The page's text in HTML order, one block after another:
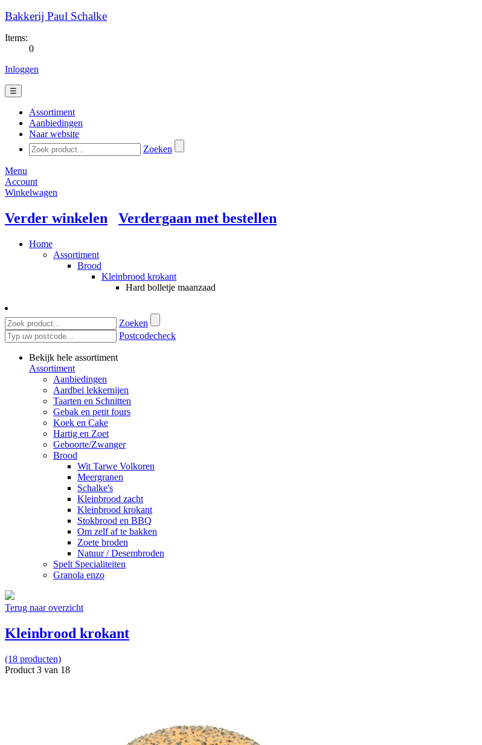
Bakkerij Paul Schalke
Items:
0
Inloggen
☰
Assortiment
Aanbiedingen
Naar website
Zoeken
Menu
Account
Winkelwagen
Verder winkelen Verdergaan met bestellen
Home
Assortiment
Brood
Kleinbrood krokant
Hard bolletje maanzaad
Zoeken
Postcodecheck
Bekijk hele assortiment
Assortiment
Aanbiedingen
Aardbei lekkernijen
Taarten en Schnitten
Gebak en petit fours
Koek en Cake
Hartig en Zoet
Geboorte/Zwanger
Brood
Wit Tarwe Volkoren
Meergranen
Schalke's
Kleinbrood zacht
Kleinbrood krokant
Stokbrood en BBQ
Om zelf af te bakken
Zoete broden
Natuur / Desembroden
Spelt Specialiteiten
Granola enzo
Terug naar overzicht
Kleinbrood krokant
(18 producten)
Product 3 van 18